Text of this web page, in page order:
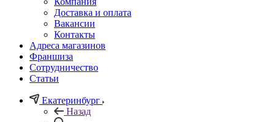
Доставка и оплата
Вакансии
Контакты
Адреса магазинов
Франшиза
Сотрудничество
Статьи
Екатеринбург
Назад